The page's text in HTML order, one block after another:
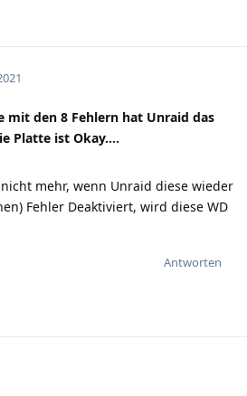
mit den 8 Fehlern hat Unraid das
Platte ist Okay….
mehr, wenn Unraid diese wieder
Fehler Deaktiviert, wird diese WD
Antworten